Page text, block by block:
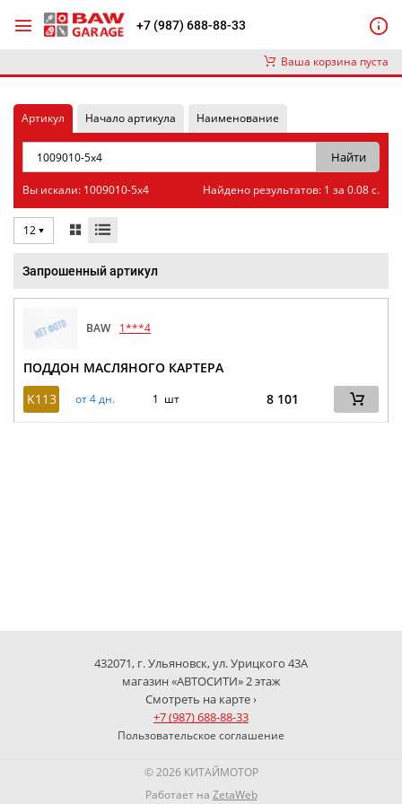
+7 (987) 688-88-33
Ваша корзина пуста
Артикул Начало артикула Наименование
Вы искали: 1009010-5x4 Найдено результатов: 1 за 0.08 с.
12
Запрошенный артикул
BAW 1***4
ПОДДОН МАСЛЯНОГО КАРТЕРА
K113
от 4 дн. 1 шт 8 101
432071, г. Ульяновск, ул. Урицкого 43А
магазин «АВТОСИТИ» 2 этаж
Смотреть на карте ›
+7 (987) 688-88-33
Пользовательское соглашение
© 2026 КИТАЙМОТОР
Работает на ZetaWeb